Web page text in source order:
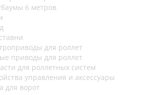
6 метров
для роллет
приводы для роллет
для роллетных систем
управления и аксессуары
для ворот